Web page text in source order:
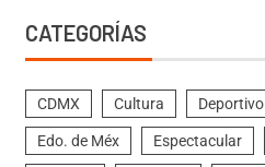
CATEGORÍAS
CDMX Cultura Deportivo
Edo. de Méx Espectacular